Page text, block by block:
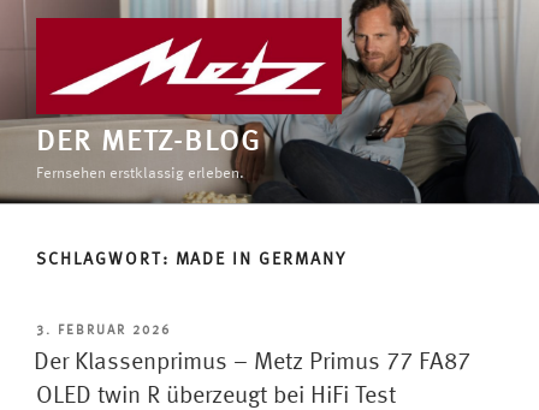
DER METZ-BLOG
Fernsehen erstklassig erleben.
SCHLAGWORT: MADE IN GERMANY
VERÖFFENTLICHT
AM
3. FEBRUAR 2026
Der Klassenprimus – Metz Primus 77 FA87
OLED twin R überzeugt bei HiFi Test